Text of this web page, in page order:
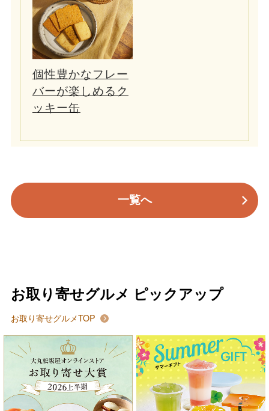
個性豊かなフレー
バーが楽しめるク
ッキー缶
一覧へ
お取り寄せグルメ ピックアップ
お取り寄せグルメTOP